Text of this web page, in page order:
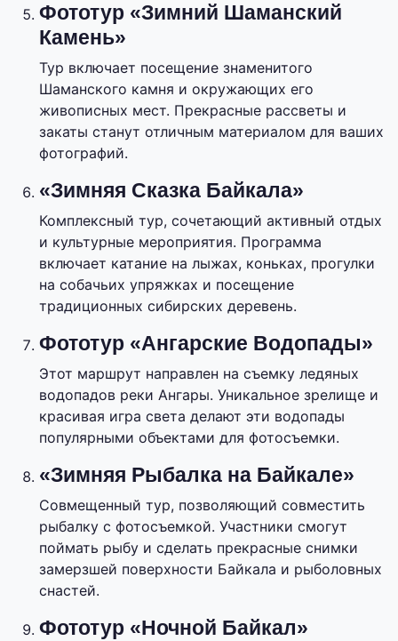
Фототур «Зимний Шаманский
Камень»
Тур включает посещение знаменитого
Шаманского камня и окружающих его
живописных мест. Прекрасные рассветы и
закаты станут отличным материалом для ваших
фотографий.
«Зимняя Сказка Байкала»
Комплексный тур, сочетающий активный отдых
и культурные мероприятия. Программа
включает катание на лыжах, коньках, прогулки
на собачьих упряжках и посещение
традиционных сибирских деревень.
Фототур «Ангарские Водопады»
Этот маршрут направлен на съемку ледяных
водопадов реки Ангары. Уникальное зрелище и
красивая игра света делают эти водопады
популярными объектами для фотосъемки.
«Зимняя Рыбалка на Байкале»
Совмещенный тур, позволяющий совместить
рыбалку с фотосъемкой. Участники смогут
поймать рыбу и сделать прекрасные снимки
замерзшей поверхности Байкала и рыболовных
снастей.
Фототур «Ночной Байкал»